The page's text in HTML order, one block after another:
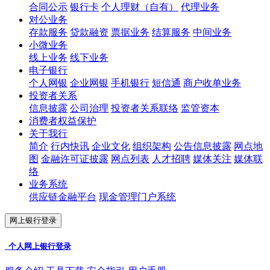
合同公示 银行卡 个人理财（自有）
代理业务
对公业务
存款服务 贷款融资 票据业务 结算服务 中间业务
小微业务
线上业务 线下业务
电子银行
个人网银 企业网银 手机银行 短信通 商户收单业务
投资者关系
信息披露 公司治理 投资者关系联络 监管资本
消费者权益保护
关于我行
简介 行内快讯 企业文化 组织架构 公告信息披露 网点地
图 金融许可证披露 网点列表 人才招聘 媒体关注 媒体联
络
业务系统
供应链金融平台 现金管理门户系统
网上银行登录
个人网上银行登录